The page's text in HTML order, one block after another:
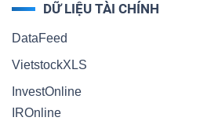
DỮ LIỆU TÀI CHÍNH
DataFeed
VietstockXLS
InvestOnline
IROnline